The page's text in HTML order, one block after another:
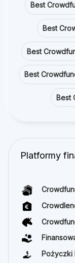
Best
Best
Best
Best
Best
Platformy
Pożyczki